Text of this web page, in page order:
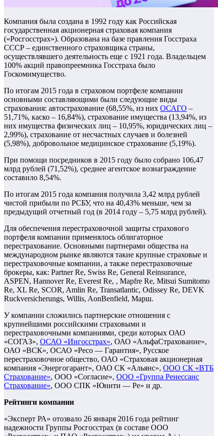
Компания была создана в 1992 году как Российская
государственная акционерная страховая компания
(«Росгосстрах»). Образована на базе правления Госстраха
СССР – единственного страховщика страны,
осуществлявшего деятельность еще с 1921 года. Владельцем
100% акций правопреемника Госстраха было
Госкомимущество.
По итогам 2015 года в страховом портфеле компании
основными составляющими были следующие виды
страхования: автострахование (68,55%, из них ОСАГО –
51,71%, каско – 16,84%), страхование имущества (13,94%, из
них имущества физических лиц – 10,95%, юридических лиц –
2,99%), страхование от несчастных случаев и болезней
(5,98%), добровольное медицинское страхование (5,19%).
При помощи посредников в 2015 году было собрано 106,47
млрд рублей (71,52%), среднее агентское вознаграждение
составило 8,54%.
По итогам 2015 года компания получила 3,42 млрд рублей
чистой прибыли по РСБУ, что на 40,43% меньше, чем за
предыдущий отчетный год (в 2014 году – 5,75 млрд рублей).
Для обеспечения перестраховочной защиты страхового
портфеля компании применялось облигаторное
перестрахование. Основными партнерами общества на
международном рынке являются такие крупные страховые и
перестраховочные компании, а также перестраховочные
брокеры, как: Partner Re, Swiss Re, General Reinsurance,
ASPEN, Hannover Re, Everest Re, , Mapfre Re, Mitsui Sumitomo
Re, XL Re, SCOR, Amlin Re, Transatlantic, Odissey Re, DEVK
Ruckversicherungs, Willis, AonBenfield, Марш.
У компании сложились партнерские отношения с
крупнейшими российскими страховыми и
перестраховочными компаниями, среди которых ОАО
«СОГАЗ», ОСАО «Ингосстрах», ОАО «АльфаСтрахование»,
ОАО «ВСК», ОСАО «Ресо — Гарантия», Русское
перестраховочное общество, ОАО «Страховая акционерная
компания «Энергогарант», ОАО СК «Альянс», ООО СК «ВТБ
Страхование», ООО «Согласие», ООО «Группа Ренессанс
Страхование», ООО СПК «Юнити — Ре» и др.
Рейтинги компании
«Эксперт РА» отозвало 26 января 2016 года рейтинг
надежности Группы Росгосстрах (в составе ООО